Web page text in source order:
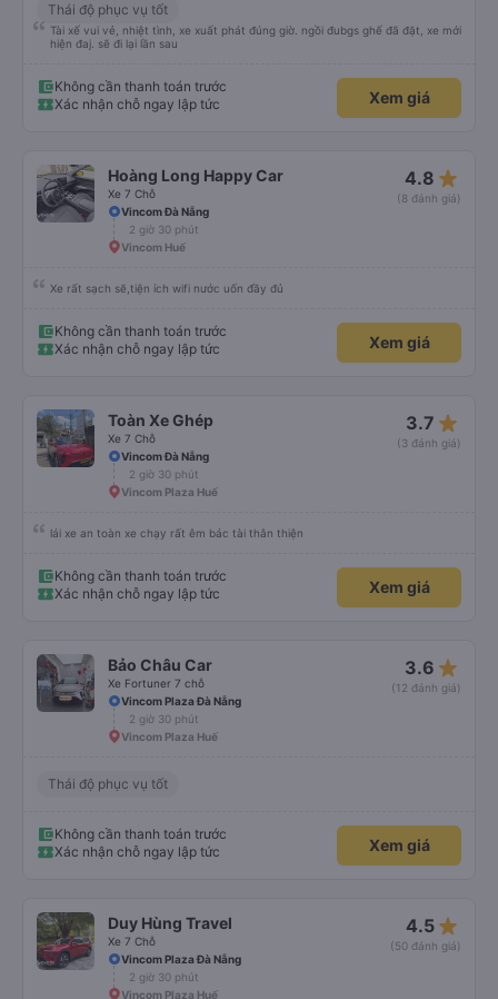
Thái độ phục vụ tốt
Tài xế vui vẻ, nhiệt tình, xe xuất phát đúng giờ. ngồi đubgs ghế đã đặt, xe mới
hiện đaj. sẽ đi lại lần sau
Không cần thanh toán trước
Xác nhận chỗ ngay lập tức
Xem giá
Hoàng Long Happy Car
Xe 7 Chỗ
4.8 star_rate
(8 đánh giá)
Vincom Đà Nẵng
2 giờ 30 phút
Vincom Huế
Xe rất sạch sẽ,tiện ích wifi nước uốn đầy đủ
Không cần thanh toán trước
Xác nhận chỗ ngay lập tức
Xem giá
Toàn Xe Ghép
Xe 7 Chỗ
3.7 star_rate
(3 đánh giá)
Vincom Đà Nẵng
2 giờ 30 phút
Vincom Plaza Huế
lái xe an toàn xe chạy rất êm bác tài thân thiện
Không cần thanh toán trước
Xác nhận chỗ ngay lập tức
Xem giá
Bảo Châu Car
Xe Fortuner 7 chỗ
3.6 star_rate
(12 đánh giá)
Vincom Plaza Đà Nẵng
2 giờ 30 phút
Vincom Plaza Huế
Thái độ phục vụ tốt
Không cần thanh toán trước
Xác nhận chỗ ngay lập tức
Xem giá
Duy Hùng Travel
Xe 7 Chỗ
4.5 star_rate
(50 đánh giá)
Vincom Plaza Đà Nẵng
2 giờ 30 phút
Vincom Plaza Huế